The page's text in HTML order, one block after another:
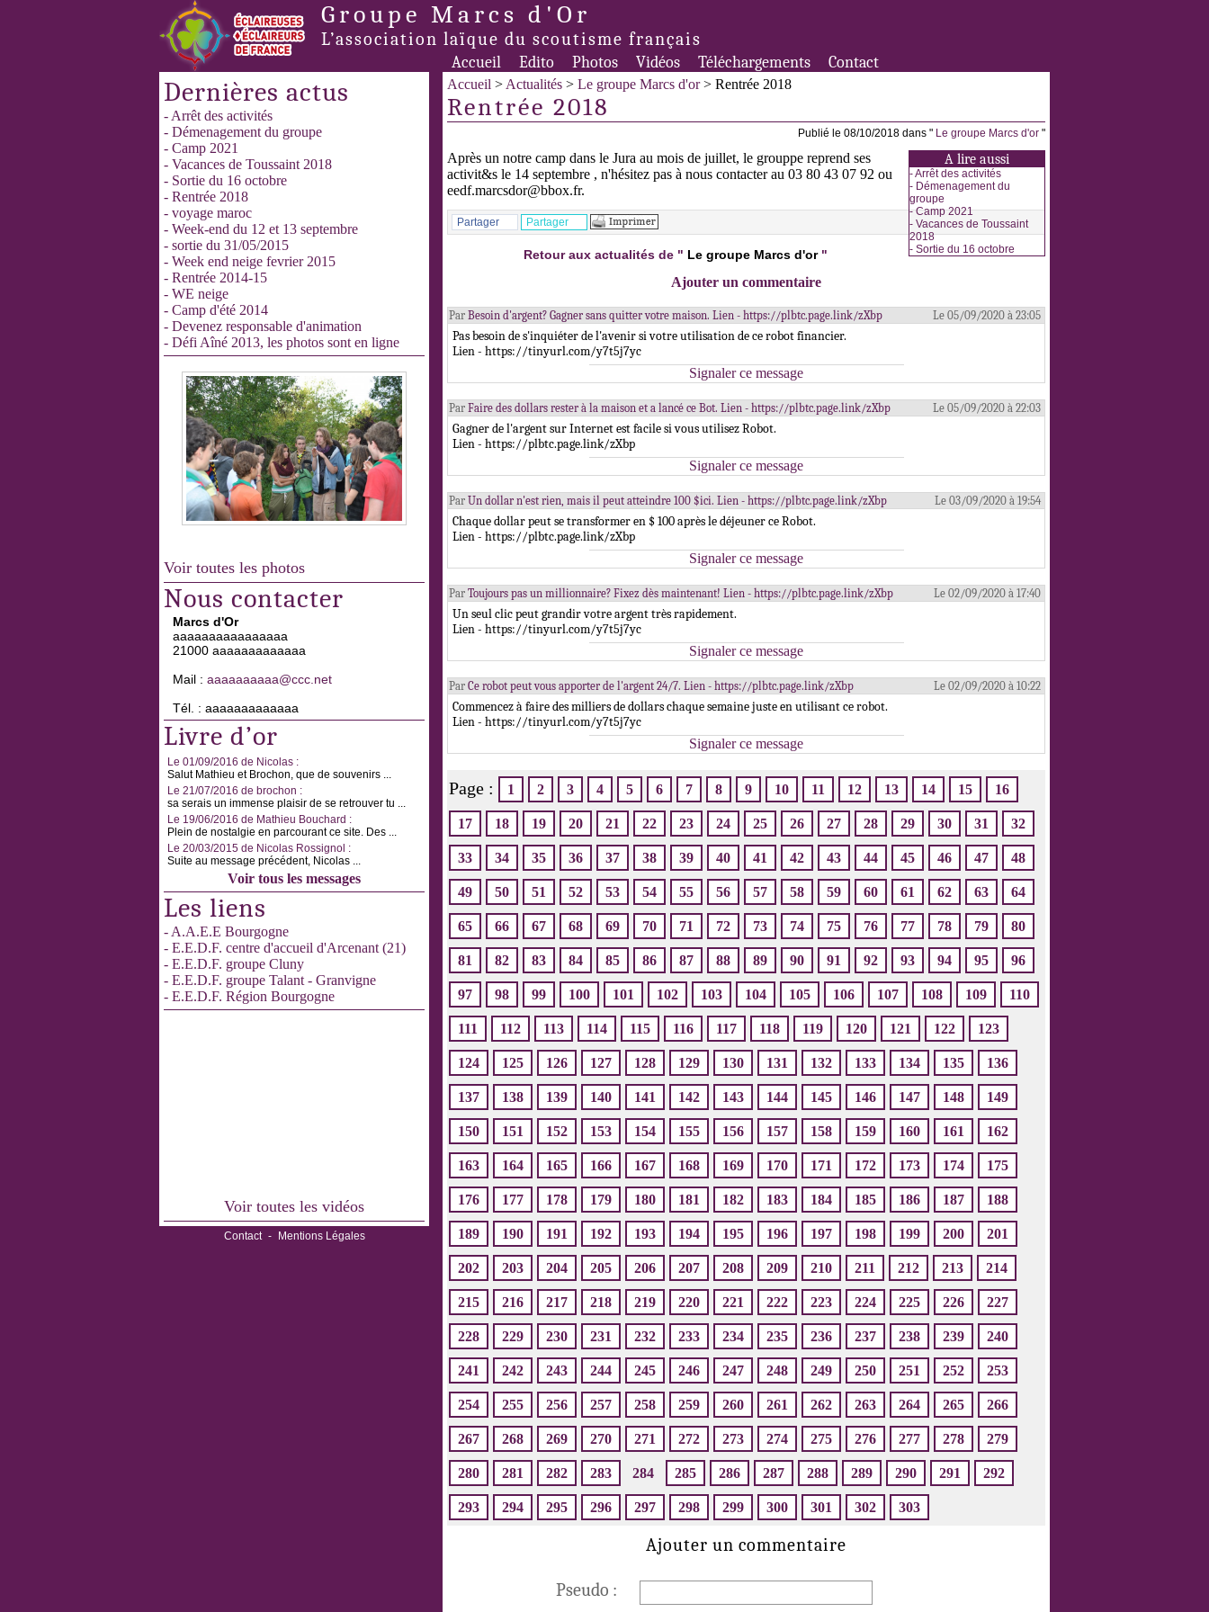
Groupe Marcs d'Or
L’association laïque du scoutisme français
Accueil Edito Photos Vidéos Téléchargements Contact
Dernières actus
- Arrêt des activités
- Démenagement du groupe
- Camp 2021
- Vacances de Toussaint 2018
- Sortie du 16 octobre
- Rentrée 2018
- voyage maroc
- Week-end du 12 et 13 septembre
- sortie du 31/05/2015
- Week end neige fevrier 2015
- Rentrée 2014-15
- WE neige
- Camp d'été 2014
- Devenez responsable d'animation
- Défi Aîné 2013, les photos sont en ligne
Voir toutes les photos
Nous contacter
Marcs d'Or
aaaaaaaaaaaaaaaa
21000 aaaaaaaaaaaaa
Mail : aaaaaaaaaa@ccc.net
Tél. : aaaaaaaaaaaaa
Livre d’or
Le 01/09/2016 de Nicolas :
Salut Mathieu et Brochon, que de souvenirs ...
Le 21/07/2016 de brochon :
sa serais un immense plaisir de se retrouver tu ...
Le 19/06/2016 de Mathieu Bouchard :
Plein de nostalgie en parcourant ce site. Des ...
Le 20/03/2015 de Nicolas Rossignol :
Suite au message précédent, Nicolas ...
Voir tous les messages
Les liens
- A.A.E.E Bourgogne
- E.E.D.F. centre d'accueil d'Arcenant (21)
- E.E.D.F. groupe Cluny
- E.E.D.F. groupe Talant - Granvigne
- E.E.D.F. Région Bourgogne
Voir toutes les vidéos
Contact - Mentions Légales
Accueil > Actualités > Le groupe Marcs d'or> Rentrée 2018
Rentrée 2018
Publié le 08/10/2018 dans " Le groupe Marcs d'or "
A lire aussi
-Arrêt des activités
- Démenagement du
groupe
-Camp 2021
- Vacances de Toussaint
2018
- Sortie du 16 octobre
Après un notre camp dans le Jura au mois de juillet, le grouppe reprend ses
activit&s le 14 septembre , n'hésitez pas à nous contacter au 03 80 43 07 92 ou
eedf.marcsdor@bbox.fr.
Partager Partager
Retour aux actualités de " Le groupe Marcs d'or"
Ajouter un commentaire
Par Besoin d'argent? Gagner sans quitter votre maison. Lien - https://plbtc.page.link/zXbp Le 05/09/2020 à 23:05
Pas besoin de s'inquiéter de l'avenir si votre utilisation de ce robot financier.
Lien - https://tinyurl.com/y7t5j7yc
Signaler ce message
Par Faire des dollars rester à la maison et a lancé ce Bot. Lien - https://plbtc.page.link/zXbp Le 05/09/2020 à 22:03
Gagner de l'argent sur Internet est facile si vous utilisez Robot.
Lien - https://plbtc.page.link/zXbp
Signaler ce message
Par Un dollar n'est rien, mais il peut atteindre 100 $ici. Lien - https://plbtc.page.link/zXbp Le 03/09/2020 à 19:54
Chaque dollar peut se transformer en $ 100 après le déjeuner ce Robot.
Lien - https://plbtc.page.link/zXbp
Signaler ce message
Par Toujours pas un millionnaire? Fixez dès maintenant! Lien - https://plbtc.page.link/zXbp Le 02/09/2020 à 17:40
Un seul clic peut grandir votre argent très rapidement.
Lien - https://tinyurl.com/y7t5j7yc
Signaler ce message
Par Ce robot peut vous apporter de l'argent 24/7. Lien - https://plbtc.page.link/zXbp Le 02/09/2020 à 10:22
Commencez à faire des milliers de dollars chaque semaine juste en utilisant ce robot.
Lien - https://tinyurl.com/y7t5j7yc
Signaler ce message
Page : 1 2 3 4 5 6 7 8 9 10 11 12 13 14 15 16
17 18 19 20 21 22 23 24 25 26 27 28 29 30 31 32
33 34 35 36 37 38 39 40 41 42 43 44 45 46 47 48
49 50 51 52 53 54 55 56 57 58 59 60 61 62 63 64
65 66 67 68 69 70 71 72 73 74 75 76 77 78 79 80
81 82 83 84 85 86 87 88 89 90 91 92 93 94 95 96
97 98 99 100 101 102 103 104 105 106 107 108 109 110
111 112 113 114 115 116 117 118 119 120 121 122 123
124 125 126 127 128 129 130 131 132 133 134 135 136
137 138 139 140 141 142 143 144 145 146 147 148 149
150 151 152 153 154 155 156 157 158 159 160 161 162
163 164 165 166 167 168 169 170 171 172 173 174 175
176 177 178 179 180 181 182 183 184 185 186 187 188
189 190 191 192 193 194 195 196 197 198 199 200 201
202 203 204 205 206 207 208 209 210 211 212 213 214
215 216 217 218 219 220 221 222 223 224 225 226 227
228 229 230 231 232 233 234 235 236 237 238 239 240
241 242 243 244 245 246 247 248 249 250 251 252 253
254 255 256 257 258 259 260 261 262 263 264 265 266
267 268 269 270 271 272 273 274 275 276 277 278 279
280 281 282 283 284 285 286 287 288 289 290 291 292
293 294 295 296 297 298 299 300 301 302 303
Ajouter un commentaire
Pseudo :